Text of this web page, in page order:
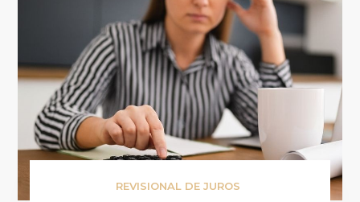
REVISIONAL DE JUROS